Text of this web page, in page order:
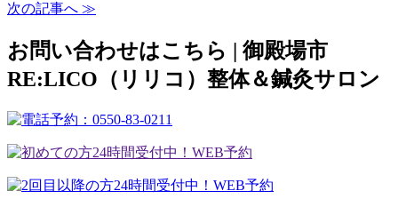
次の記事へ ≫
お問い合わせはこちら | 御殿場市
RE:LICO（リリコ）整体＆鍼灸サロン